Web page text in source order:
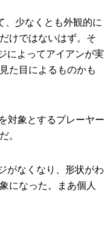
、少なくとも外観的に
けではないはず。そ
によってアイアンが実
た目によるものかも
対象とするプレーヤー
。
がなくなり、形状がわ
になった。まあ個人